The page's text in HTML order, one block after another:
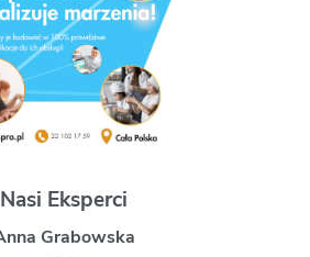
Nasi Eksperci
Magdalena Uchman